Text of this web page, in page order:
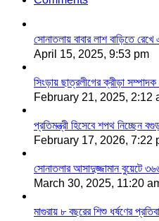
সোনাতলায় বাবার লাশ বাড়িতে
April 15, 2025, 9:53 pm
সিংড়ায় ছাত্রলীগের ক্রীড়া
February 21, 2025, 2:12
প্রতিমন্ত্রী হিসেবে শপথ নিচ্ছেন
February 17, 2026, 7:22
সোনাতলার আসাদুজ্জামান বুয়েটে
March 30, 2025, 11:20
মাগুরায় ৮ বছরের শিশু ধর্ষণের